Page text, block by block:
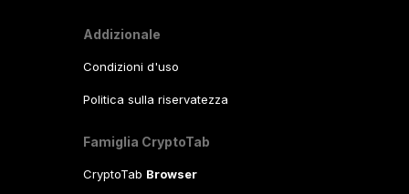
Addizionale
Condizioni d'uso
Politica sulla riservatezza
Famiglia CryptoTab
CryptoTab Browser